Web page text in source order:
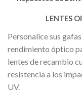
LENTES
Personalice sus
rendimiento óptico
lentes de recambio
resistencia a los
UV.